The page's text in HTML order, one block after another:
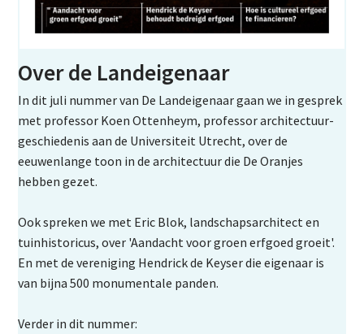
Over de Landeigenaar
In dit juli nummer van De Landeigenaar gaan we in gesprek
met professor Koen Ottenheym, professor architectuur-
geschiedenis aan de Universiteit Utrecht, over de
eeuwenlange toon in de architectuur die De Oranjes
hebben gezet.
Ook spreken we met Eric Blok, landschapsarchitect en
tuinhistoricus, over 'Aandacht voor groen erfgoed groeit'.
En met de vereniging Hendrick de Keyser die eigenaar is
van bijna 500 monumentale panden.
Verder in dit nummer: